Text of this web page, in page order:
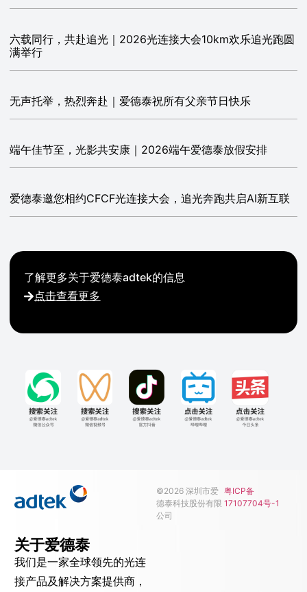
六载同行，共赴追光｜2026光连接大会10km欢乐追光跑圆
满举行
无声托举，热烈奔赴｜爱德泰祝所有父亲节日快乐
端午佳节至，光影共安康｜2026端午爱德泰放假安排
爱德泰邀您相约CFCF光连接大会，追光奔跑共启AI新互联
了解更多关于爱德泰adtek的信息
点击查看更多
关于爱德泰
我们是一家全球领先的光连
接产品及解决方案提供商，
©2026 深圳市爱
德泰科技股份有限
公司
粤ICP备
17107704号-1